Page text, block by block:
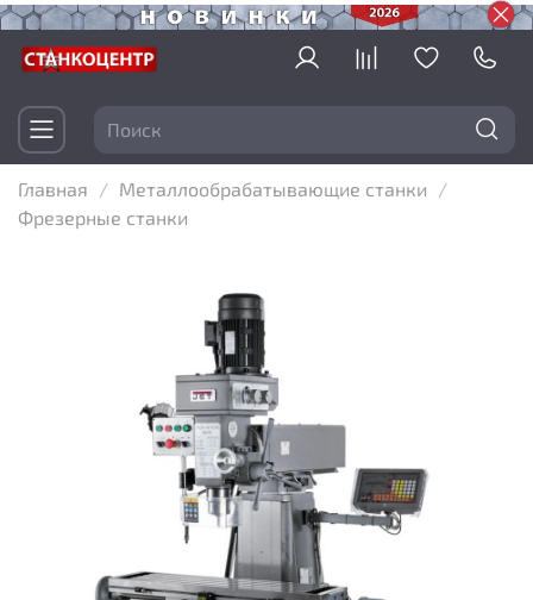
Главная
Металлообрабатывающие станки
Фрезерные станки